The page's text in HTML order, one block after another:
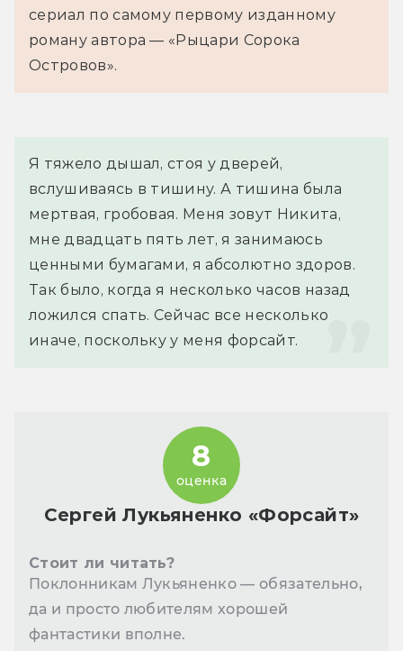
сериал по самому первому изданному
роману автора — «Рыцари Сорока
Островов».
Я тяжело дышал, стоя у дверей,
вслушиваясь в тишину. А тишина была
мертвая, гробовая. Меня зовут Никита,
мне двадцать пять лет, я занимаюсь
ценными бумагами, я абсолютно здоров.
Так было, когда я несколько часов назад
ложился спать. Сейчас все несколько
иначе, поскольку у меня форсайт.
Сергей Лукьяненко «Форсайт»
8
оценка
Стоит ли читать?
Поклонникам Лукьяненко — обязательно,
да и просто любителям хорошей
фантастики вполне.